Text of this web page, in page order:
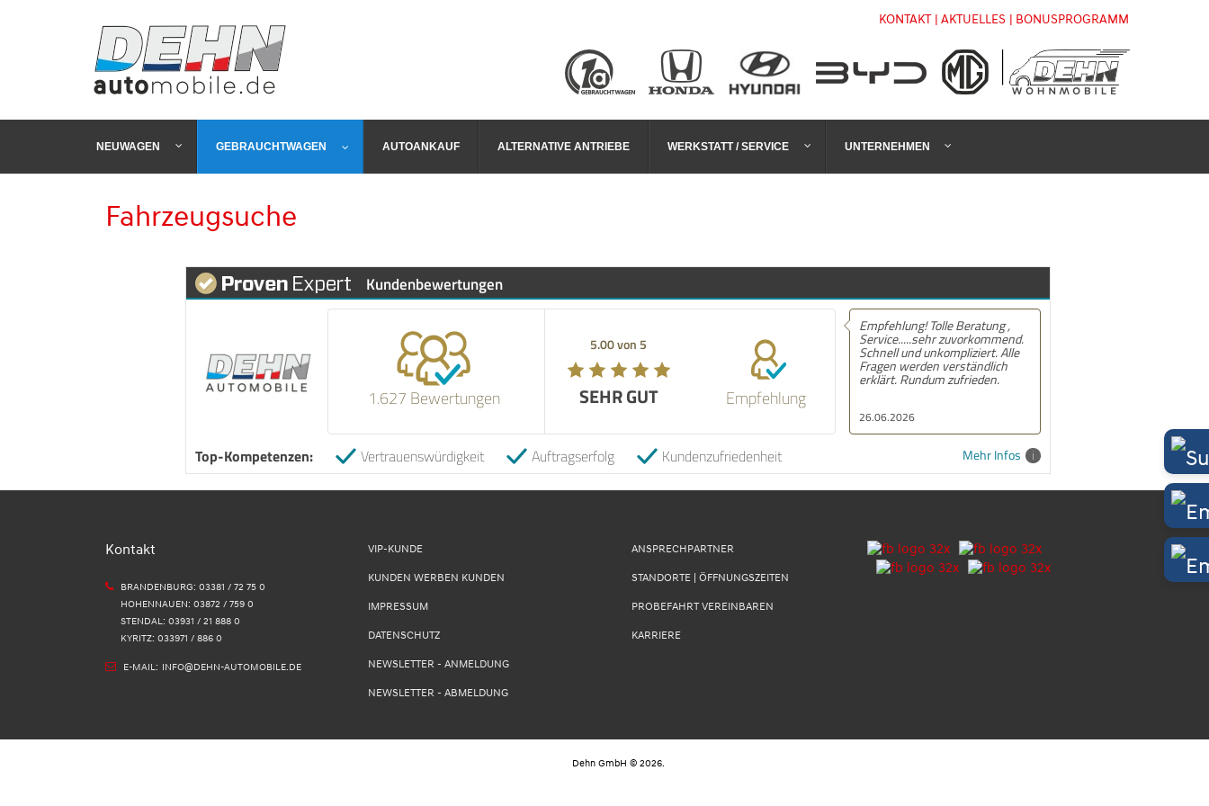
KONTAKT | AKTUELLES | BONUSPROGRAMM
NEUWAGEN GEBRAUCHTWAGEN AUTOANKAUF ALTERNATIVE ANTRIEBE WERKSTATT / SERVICE UNTERNEHMEN
Fahrzeugsuche
Kundenbewertungen
1.627 Bewertungen
5.00 von 5
SEHR GUT
5.00 von 5
SEHR GUT
Empfehlung
26.06.2026
Empfehlung! Tolle Beratung ,
Service.....sehr zuvorkommend.
Schnell und unkompliziert. Alle
Fragen werden verständlich
erklärt. Rundum zufrieden.
Mehr Infos
Top-Kompetenzen: Vertrauenswürdigkeit Auftragserfolg Kundenzufriedenheit
Kontakt
BRANDENBURG: 03381 / 72 75 0
HOHENNAUEN: 03872 / 759 0
STENDAL: 03931 / 21 888 0
KYRITZ: 033971 / 886 0
E-MAIL: INFO@DEHN-AUTOMOBILE.DE
VIP-KUNDE
KUNDEN WERBEN KUNDEN
IMPRESSUM
DATENSCHUTZ
NEWSLETTER - ANMELDUNG
NEWSLETTER - ABMELDUNG
ANSPRECHPARTNER
STANDORTE | ÖFFNUNGSZEITEN
PROBEFAHRT VEREINBAREN
KARRIERE
Dehn GmbH © 2026